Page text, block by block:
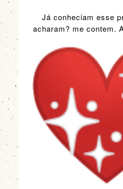
Já conheciam esse
acharam? me contem.